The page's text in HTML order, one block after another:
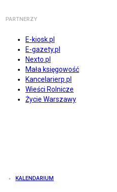
PARTNERZY
E-kiosk.pl
E-gazety.pl
Nexto.pl
Mała księgowość
Kancelarierp.pl
Wieści Rolnicze
Życie Warszawy
KALENDARIUM